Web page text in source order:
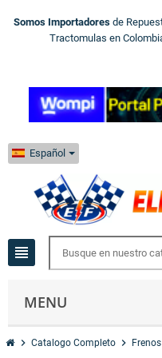
Somos Importadores de
Tractomulas en
Español
view_headline
MENU
chevron_right Catalogo Completo chevron_right